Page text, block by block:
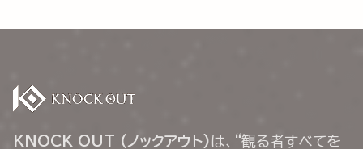
KNOCK OUT (ノックアウト) は、“観る者すべてを